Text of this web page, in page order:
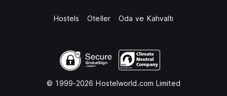
Hostels Oteller Oda ve Kahvaltı
© 1999-2026 Hostelworld.com Limited